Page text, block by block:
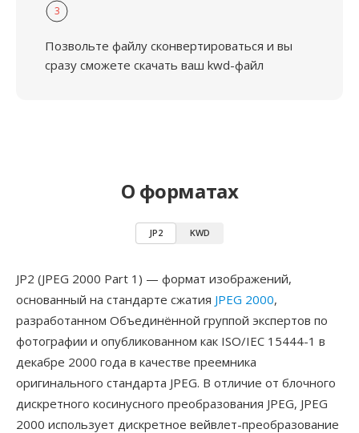
3
Позвольте файлу сконвертироваться и вы
сразу сможете скачать ваш kwd-файл
О форматах
JP2 KWD
JP2 (JPEG 2000 Part 1) — формат изображений,
основанный на стандарте сжатия JPEG 2000,
разработанном Объединённой группой экспертов по
фотографии и опубликованном как ISO/IEC 15444-1 в
декабре 2000 года в качестве преемника
оригинального стандарта JPEG. В отличие от блочного
дискретного косинусного преобразования JPEG, JPEG
2000 использует дискретное вейвлет-преобразование